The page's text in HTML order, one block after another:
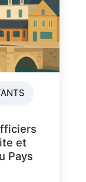
et
Pays